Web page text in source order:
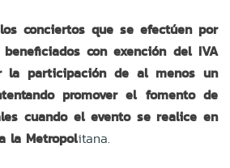
conciertos que se efectúen por
con exención del IVA
la participación de al menos un
promover el fomento de
cuando el evento se realice en
la Metropolitana.